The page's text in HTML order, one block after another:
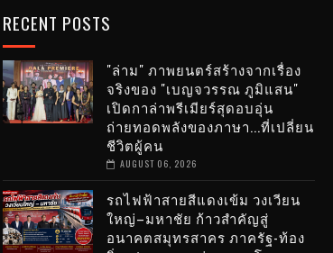
RECENT POSTS
"ล่าม" ภาพยนตร์สร้างจากเรื่อง
จริงของ "เบญจวรรณ ภูมิแสน"
เปิดกาล่าพรีเมียร์สุดอบอุ่น
ถ่ายทอดพลังของภาษา...ที่เปลี่ยน
ชีวิตผู้คน
AUGUST 06, 2026
รถไฟฟ้าสายสีแดงเข้ม วงเวียน
ใหญ่–มหาชัย ก้าวสำคัญสู่
อนาคตสมุทรสาคร ภาครัฐ-ท้อง